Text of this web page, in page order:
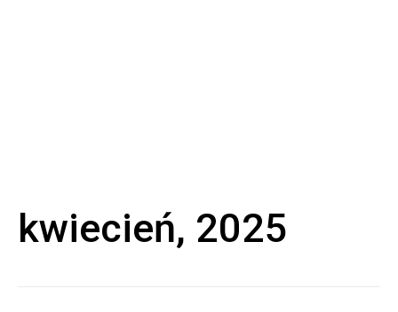
kwiecień, 2025